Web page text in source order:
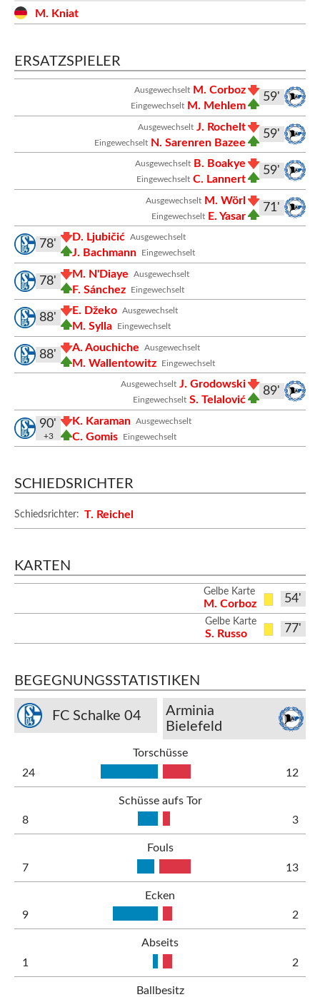
M. Kniat
ERSATZSPIELER
59'
Ausgewechselt M. Corboz
Eingewechselt M. Mehlem
59'
Ausgewechselt J. Rochelt
Eingewechselt N. Sarenren Bazee
59'
Ausgewechselt B. Boakye
Eingewechselt C. Lannert
71'
Ausgewechselt M. Wörl
Eingewechselt E. Yasar
Ausgewechselt
D. Ljubičić
Eingewechselt
J. Bachmann
78'
Ausgewechselt
M. N'Diaye
Eingewechselt
F. Sánchez
78'
Ausgewechselt
E. Džeko
Eingewechselt
M. Sylla
88'
Ausgewechselt
A. Aouchiche
Eingewechselt
M. Wallentowitz
88'
89'
Ausgewechselt J. Grodowski
Eingewechselt S. Telalović
Ausgewechselt
K. Karaman
Eingewechselt
C. Gomis
90'
+3
SCHIEDSRICHTER
Schiedsrichter: T. Reichel
KARTEN
54'
Gelbe Karte
M. Corboz
77'
Gelbe Karte
S. Russo
BEGEGNUNGSSTATISTIKEN
FC Schalke 04
Arminia
Bielefeld
Torschüsse
24
12
Schüsse aufs Tor
8
3
Fouls
7
13
Ecken
9
2
Abseits
1
2
Ballbesitz